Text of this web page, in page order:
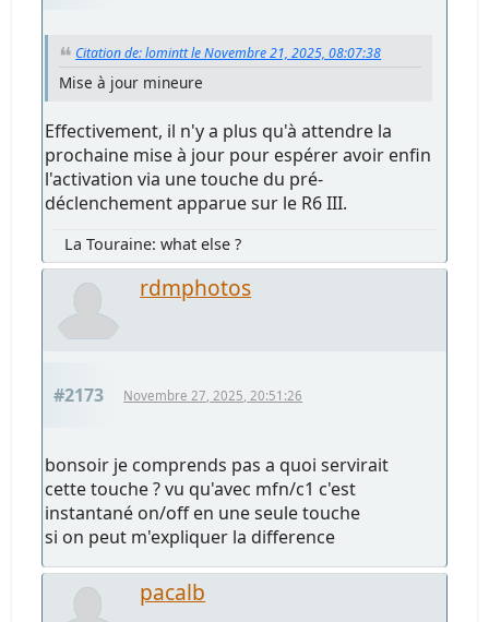
Citation de: lomintt le Novembre 21, 2025, 08:07:38
Mise à jour mineure
Effectivement, il n'y a plus qu'à attendre la
prochaine mise à jour pour espérer avoir enfin
l'activation via une touche du pré-
déclenchement apparue sur le R6 III.
La Touraine: what else ?
rdmphotos
#2173 Novembre 27, 2025, 20:51:26
bonsoir je comprends pas a quoi servirait
cette touche ? vu qu'avec mfn/c1 c'est
instantané on/off en une seule touche
si on peut m'expliquer la difference
pacalb